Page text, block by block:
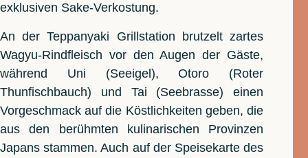
exklusiven Sake-Verkostung.
An der Teppanyaki Grillstation brutzelt zartes
Wagyu-Rindfleisch vor den Augen der Gäste,
während Uni (Seeigel), Otoro (Roter
Thunfischbauch) und Tai (Seebrasse) einen
Vorgeschmack auf die Köstlichkeiten geben, die
aus den berühmten kulinarischen Provinzen
Japans stammen. Auch auf der Speisekarte des